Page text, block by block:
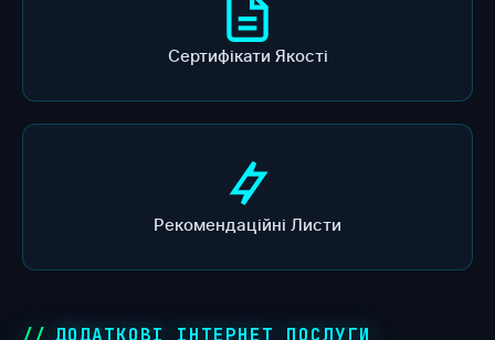
Сертифікати Якості
Рекомендаційні Листи
ДОДАТКОВІ ІНТЕРНЕТ ПОСЛУГИ